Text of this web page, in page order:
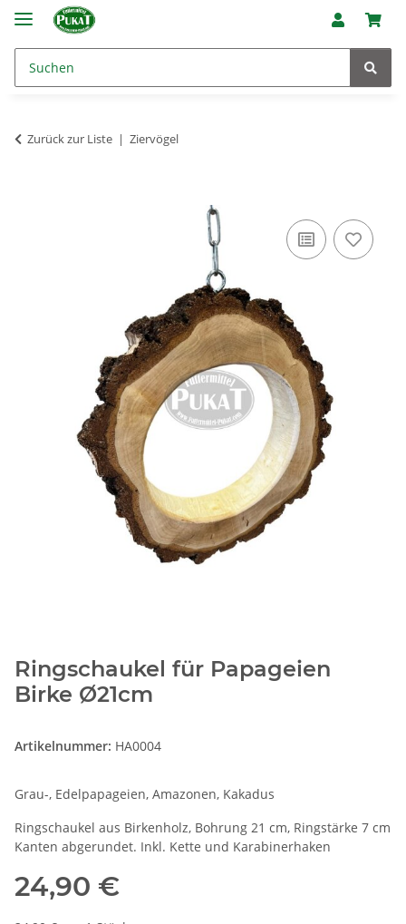
Zurück zur Liste Ziervögel
Ringschaukel für Papageien
Birke Ø21cm
Artikelnummer: HA0004
Grau-, Edelpapageien, Amazonen, Kakadus
Ringschaukel aus Birkenholz, Bohrung 21 cm, Ringstärke 7 cm
Kanten abgerundet. Inkl. Kette und Karabinerhaken
24,90 €